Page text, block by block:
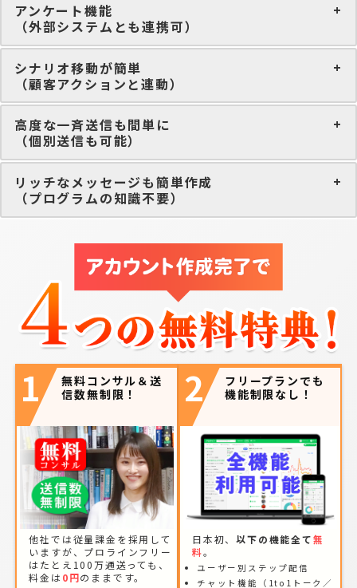
アンケート機能
（外部システムとも連携可）
シナリオ移動が簡単
（顧客アクションと連動）
高度な一斉送信も間単に
（個別送信も可能）
リッチなメッセージも簡単作成
（プログラムの知識不要）
1
無料コンサル＆送
信数無制限！
他社では従量課金を採用して
いますが、プロラインフリー
はたとえ100万通送っても、
料金は 0円のままです。
2
フリープランでも
機能制限なし！
日本初、以下の機能全て無
料。
ユーザー別ステップ配信
チャット機能（1to1トーク／